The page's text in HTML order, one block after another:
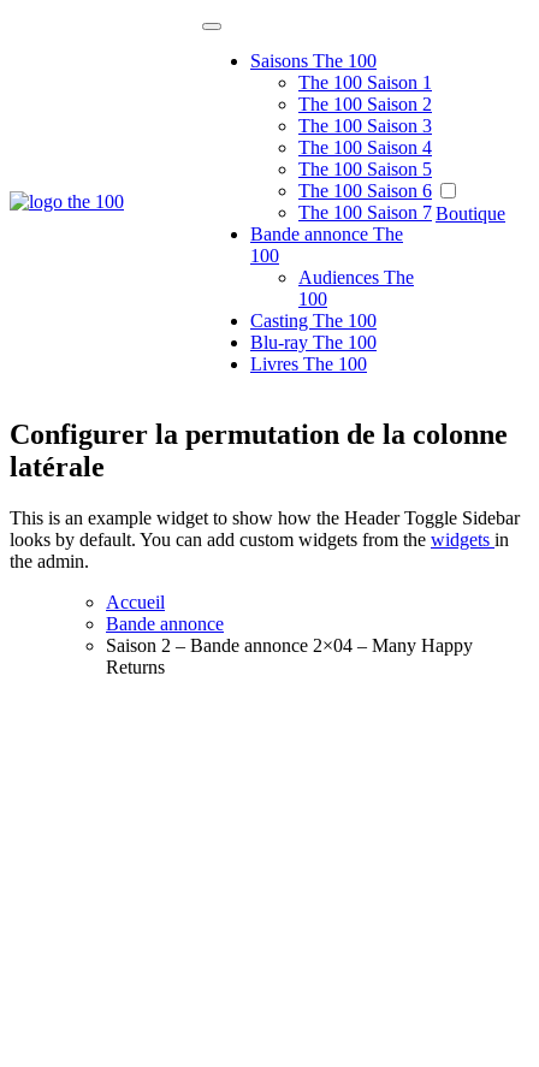
The 100 France
Le site de fans non officiel de la série tv
Saisons The 100
The 100 Saison 1
The 100 Saison 2
The 100 Saison 3
The 100 Saison 4
The 100 Saison 5
The 100 Saison 6
The 100 Saison 7
Bande annonce The
100
Audiences The
100
Casting The 100
Blu-ray The 100
Livres The 100
Boutique
Configurer la permutation de la colonne
latérale
This is an example widget to show how the Header Toggle Sidebar
looks by default. You can add custom widgets from the widgets in
the admin.
Accueil
Bande annonce
Saison 2 – Bande annonce 2×04 – Many Happy
Returns